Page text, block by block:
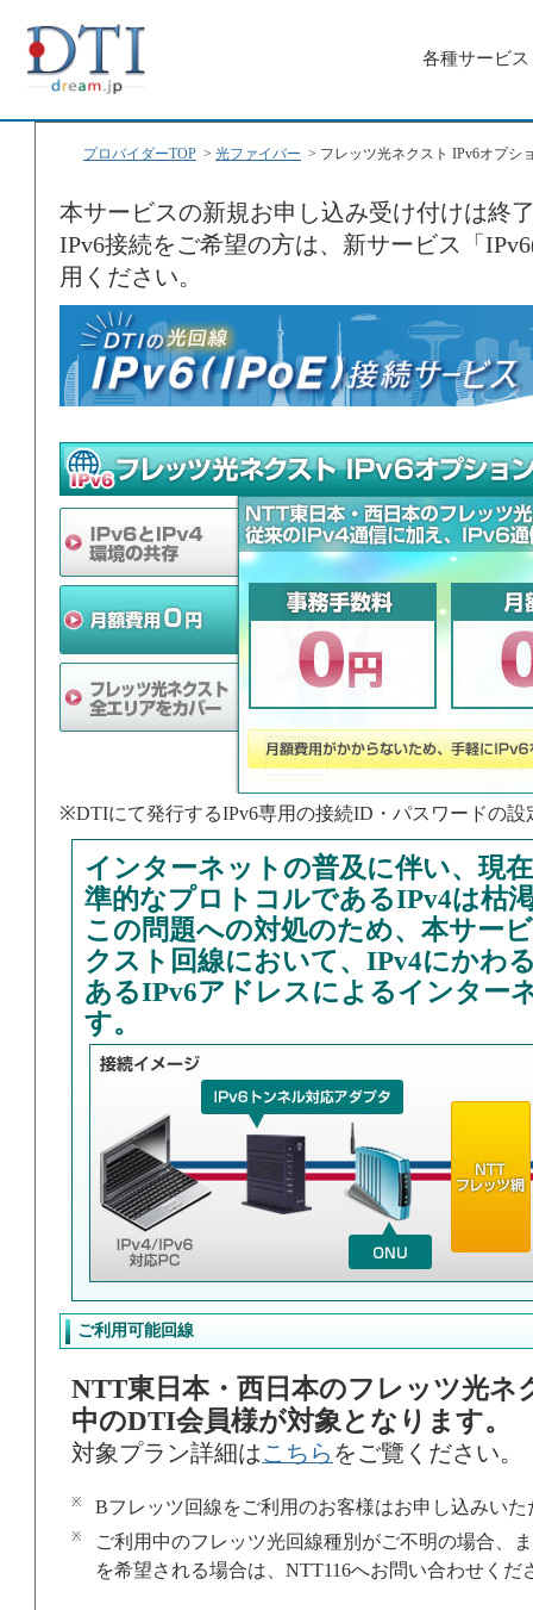
各種サービス
プロバイダーTOP > 光ファイバー > フレッツ光ネクスト IPv6オプシ
本サービスの新規お申し込み受け付けは終
IPv6接続をご希望の方は、新サービス「
用ください。
※DTIにて発行するIPv6専用の接続ID・パスワードの設
インターネットの普及に伴い、現
準的なプロトコルであるIPv4は枯
この問題への対処のため、本サー
クスト回線において、IPv4にかわ
あるIPv6アドレスによるインター
す。
ご利用可能回線
NTT東日本・西日本のフレッツ光ネ
中のDTI会員様が対象となります。
対象プラン詳細はこちら をご覽ください。
※ Bフレッツ回線をご利用のお客様はお申し込みい
※
ご利用中のフレッツ光回線種別がご不明の場合、
を希望される場合は、NTT116へお問い合わせくだ